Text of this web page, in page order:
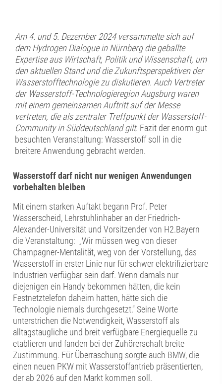
Am 4. und 5. Dezember 2024 versammelte sich auf
dem Hydrogen Dialogue in Nürnberg die geballte
Expertise aus Wirtschaft, Politik und Wissenschaft, um
den aktuellen Stand und die Zukunftsperspektiven der
Wasserstofftechnologie zu diskutieren. Auch Vertreter
der Wasserstoff-Technologieregion Augsburg waren
mit einem gemeinsamen Auftritt auf der Messe
vertreten, die als zentraler Treffpunkt der Wasserstoff-
Community in Süddeutschland gilt. Fazit der enorm gut
besuchten Veranstaltung: Wasserstoff soll in die
breitere Anwendung gebracht werden.
Wasserstoff darf nicht nur wenigen Anwendungen
vorbehalten bleiben
Mit einem starken Auftakt begann Prof. Peter
Wasserscheid, Lehrstuhlinhaber an der Friedrich-
Alexander-Universität und Vorsitzender von H2.Bayern
die Veranstaltung: „Wir müssen weg von dieser
Champagner-Mentalität, weg von der Vorstellung, das
Wasserstoff in erster Linie nur für schwer elektrifizierbare
Industrien verfügbar sein darf. Wenn damals nur
diejenigen ein Handy bekommen hätten, die kein
Festnetztelefon daheim hatten, hätte sich die
Technologie niemals durchgesetzt.“ Seine Worte
unterstrichen die Notwendigkeit, Wasserstoff als
alltagstaugliche und breit verfügbare Energiequelle zu
etablieren und fanden bei der Zuhörerschaft breite
Zustimmung. Für Überraschung sorgte auch BMW, die
einen neuen PKW mit Wasserstoffantrieb präsentierten,
der ab 2026 auf den Markt kommen soll.